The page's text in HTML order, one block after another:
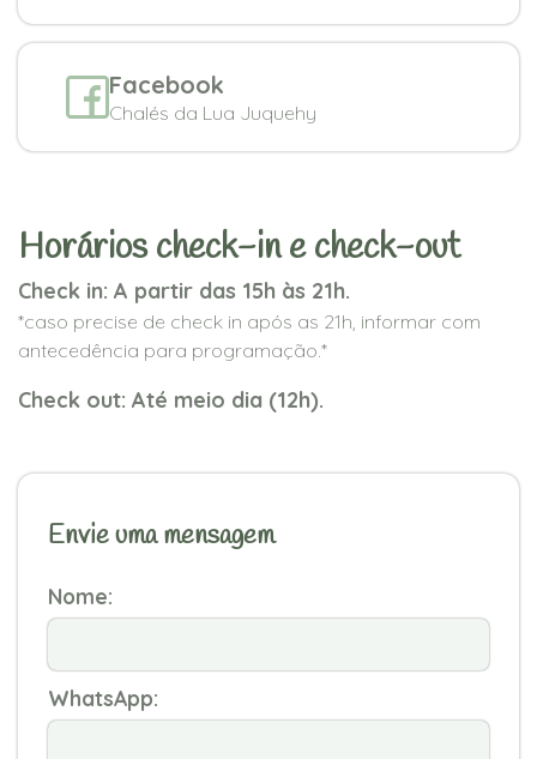
Facebook
Chalés da Lua Juquehy
Horários check-in e check-out
Check in: A partir das 15h às 21h.
*caso precise de check in após as 21h, informar com
antecedência para programação.*
Check out: Até meio dia (12h).
Envie uma mensagem
Nome:
WhatsApp: